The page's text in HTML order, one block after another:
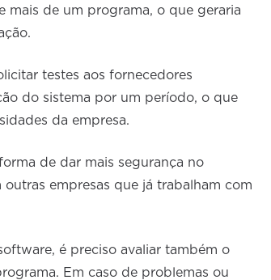
mais de um programa, o que geraria
testes aos fornecedores
do sistema por um período, o que
da empresa.
de dar mais segurança no
empresas que já trabalham com
é preciso avaliar também o
Em caso de problemas ou